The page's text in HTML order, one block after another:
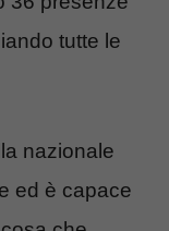
tutte le
nazionale
ed è capace